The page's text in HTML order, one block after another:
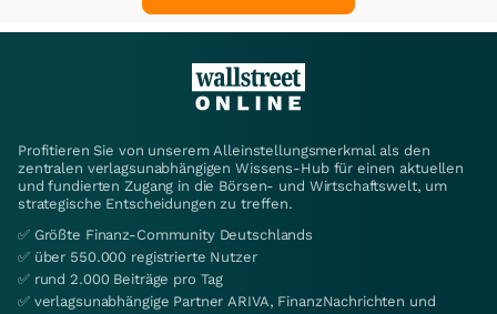
Profitieren Sie von unserem Alleinstellungsmerkmal als den
zentralen verlagsunabhängigen Wissens-Hub für einen aktuellen
und fundierten Zugang in die Börsen- und Wirtschaftswelt, um
strategische Entscheidungen zu treffen.
✅ Größte Finanz-Community Deutschlands
✅ über 550.000 registrierte Nutzer
✅ rund 2.000 Beiträge pro Tag
✅ verlagsunabhängige Partner ARIVA, FinanzNachrichten und